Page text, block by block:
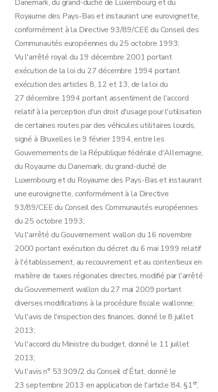
Danemark, du grand-duché de Luxembourg et du
Royaume des Pays-Bas et instaurant une eurovignette,
conformément à la Directive 93/89/CEE du Conseil des
Communautés européennes du 25 octobre 1993;
Vu l'arrêté royal du 19 décembre 2001 portant
exécution de la loi du 27 décembre 1994 portant
exécution des articles 8, 12 et 13, de la loi du
27 décembre 1994 portant assentiment de l'accord
relatif à la perception d'un droit d'usage pour l'utilisation
de certaines routes par des véhicules utilitaires lourds,
signé à Bruxelles le 9 février 1994, entre les
Gouvernements de la République fédérale d'Allemagne,
du Royaume du Danemark, du grand-duché de
Luxembourg et du Royaume des Pays-Bas et instaurant
une eurovignette, conformément à la Directive
93/89/CEE du Conseil des Communautés européennes
du 25 octobre 1993;
Vu l'arrêté du Gouvernement wallon du 16 novembre
2000 portant exécution du décret du 6 mai 1999 relatif
à l'établissement, au recouvrement et au contentieux en
matière de taxes régionales directes, modifié par l'arrêté
du Gouvernement wallon du 27 mai 2009 portant
diverses modifications à la procédure fiscale wallonne;
Vu l'avis de l'inspection des finances, donné le 8 juillet
2013;
Vu l'accord du Ministre du budget, donné le 11 juillet
2013;
Vu l'avis n° 53.909/2 du Conseil d'État, donné le
23 septembre 2013 en application de l'article 84, §1er,